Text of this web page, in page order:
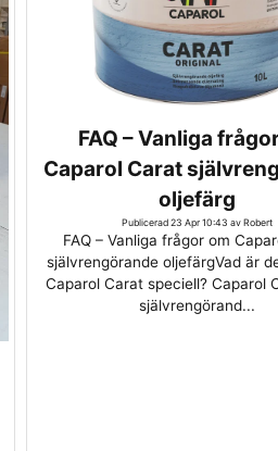
FAQ – Vanliga
Caparol Carat
oljefärg
Publicerad 23 Apr 10:43 av Robert
FAQ – Vanliga frågor om
självrengörande oljefärgVad är
Caparol Carat speciell? Caparol
självrengörand...